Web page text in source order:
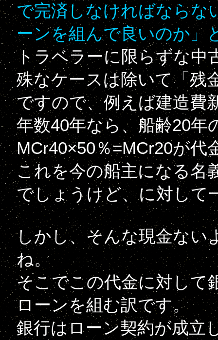
で完済しなければならな
ーンを組んで良いのか」
トラベラーに限らずな中
殊なケースは除いて「残
ですので、例えば建造費
年数40年なら、船齢20年
MCr40×50％=MCr20が代
これを今の船主になる名
でしょうけど、に対して
しかし、そんな現金ない
ね。
そこでこの代金に対して
ローンを組む訳です。
銀行はローン契約が成立